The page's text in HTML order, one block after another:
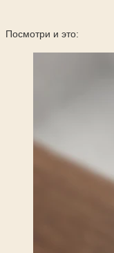
Посмотри и это: